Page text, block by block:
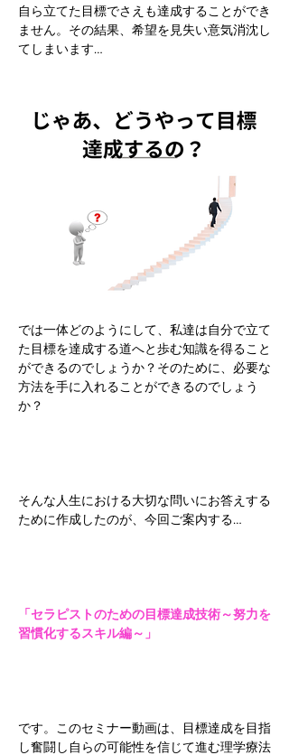
自ら立てた目標でさえも達成することができ
ません。その結果、希望を見失い意気消沈し
てしまいます…
では一体どのようにして、私達は自分で立て
た目標を達成する道へと歩む知識を得ること
ができるのでしょうか？そのために、必要な
方法を手に入れることができるのでしょう
か？
そんな人生における大切な問いにお答えする
ために作成したのが、今回ご案内する…
「セラピストのための目標達成技術～努力を
習慣化するスキル編～」
です。このセミナー動画は、目標達成を目指
し奮闘し自らの可能性を信じて進む理学療法